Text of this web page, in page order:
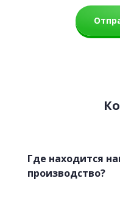
Где находится
производство?